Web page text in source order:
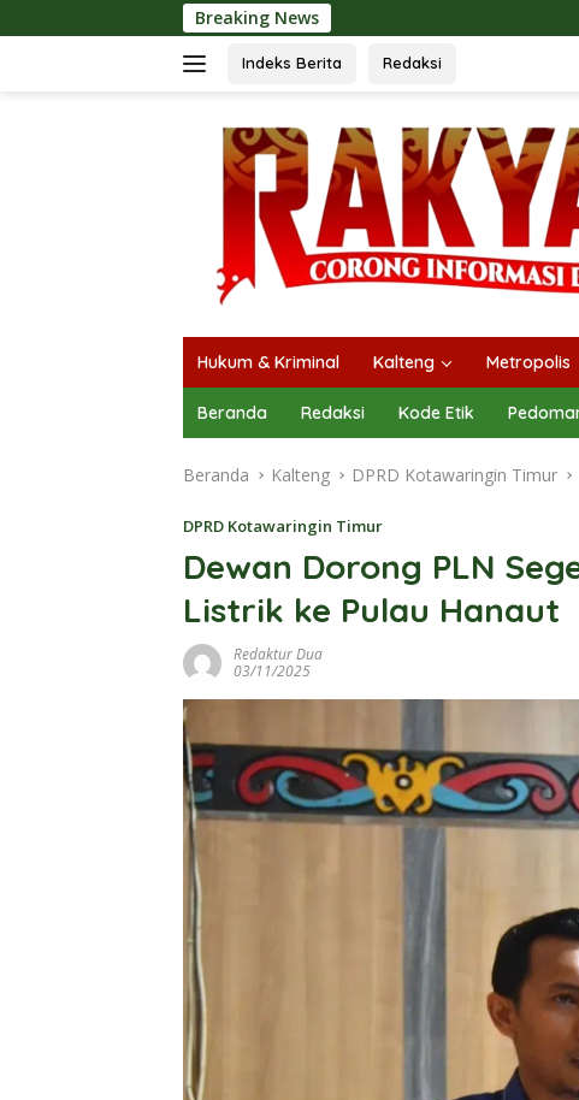
ke
Breaking News
Indeks Berita Redaksi
Hukum & Kriminal Kalteng Metropolis
Beranda Redaksi Kode Etik
Beranda Kalteng DPRD Kotawaringin Timur
DPRD Kotawaringin Timur
Dewan Dorong PLN
Listrik ke Pulau Hanaut
Redaktur Dua
03/11/2025